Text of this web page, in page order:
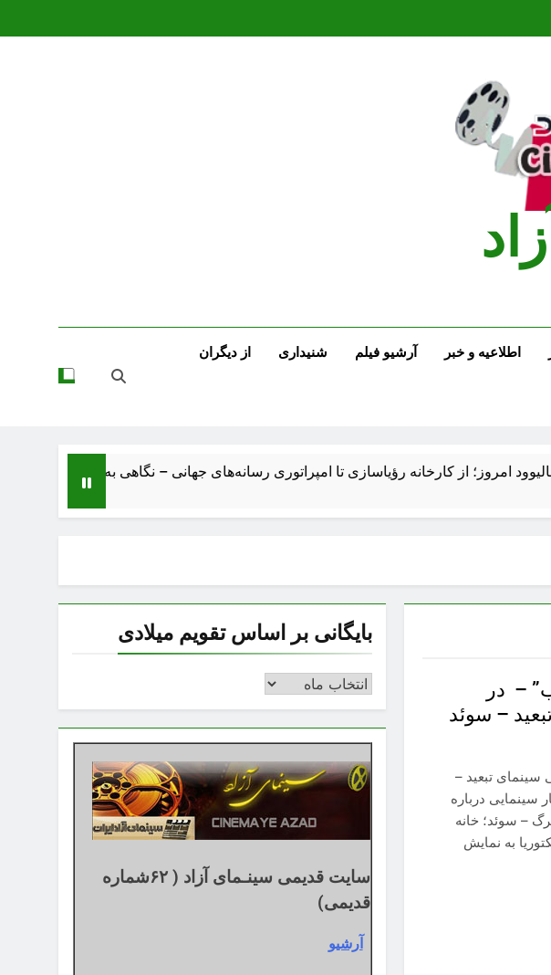
اطلاعیه و خبر آرشیو فیلم شنیداری از دیگران
از کارخانه رؤیاسازی تا امپراتوری رسانه‌های جهانی – نگاهی به ساختار، اقتصاد، تحولات
– در
– سوئد
سینمای تبعید –
آثار سینمایی درباره
– سوئد؛ خانه
به نمایش
بایگانی بر اساس تقویم میلادی
بایگانی
اساس
تقویم
میلادی
سایت قدیمی سینـمای آزاد ( ۶۲شماره
قدیمی)
آرشیو